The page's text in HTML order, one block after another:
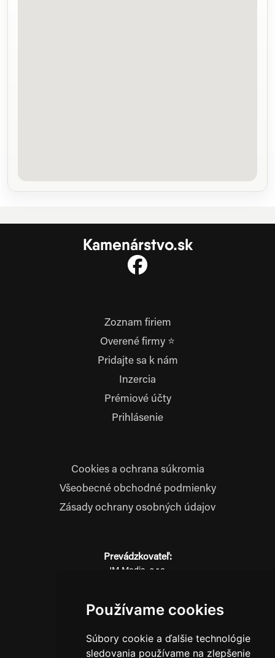
Používame cookies
Súbory cookie a ďalšie technológie
sledovania používame na zlepšenie
Kamenárstvo.sk
Zoznam firiem
Overené firmy ⭐
Pridajte sa k nám
Inzercia
Prémiové účty
Prihlásenie
Cookies a ochrana súkromia
Všeobecné obchodné podmienky
Zásady ochrany osobných údajov
Prevádzkovateľ:
JM Media, s.r.o.
DIČ: 2121076738